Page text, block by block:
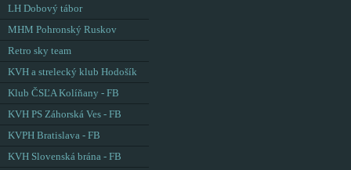
LH Dobový tábor
MHM Pohronský Ruskov
Retro sky team
KVH a strelecký klub Hodošík
Klub ČSĽA Kolíňany - FB
KVH PS Záhorská Ves - FB
KVPH Bratislava - FB
KVH Slovenská brána - FB